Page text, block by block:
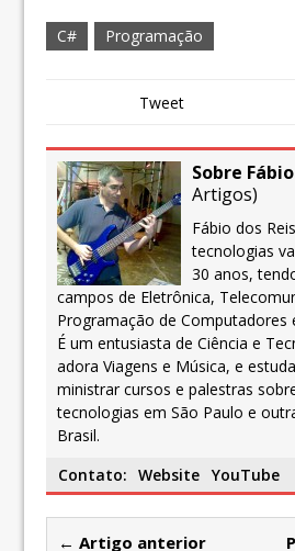
C# Programação
Tweet
Sobre
Artigos)
Fábio dos
tecnologias
30 anos,
campos de Eletrônica,
Programação de Computadores
É um entusiasta de Ciência e
adora Viagens e Música, e
ministrar cursos e palestras
tecnologias em São Paulo e
Brasil.
Contato:
Website YouTube
← Artigo anterior